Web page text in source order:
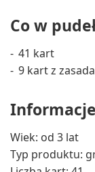
Co w
41 kart
9 kart z
Wiek: od 3 lat
Typ produktu: